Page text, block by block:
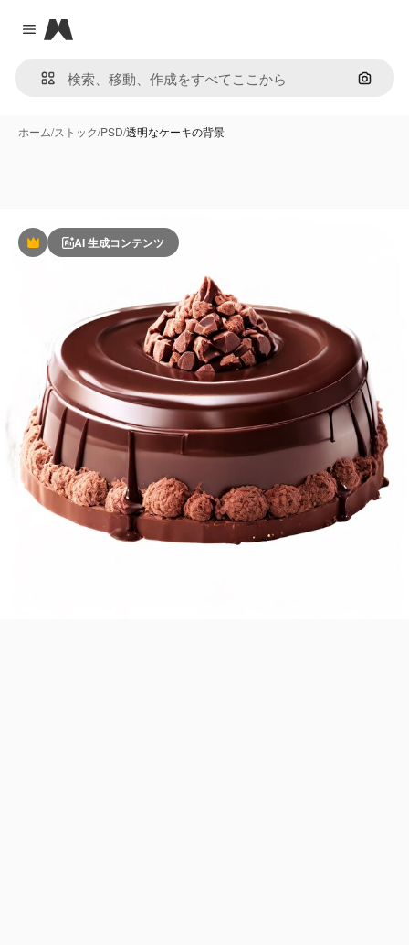
Close menu
Magnific
画像で
ホーム/ストック/PSD/透明なケーキの背景
PremiumAI 生成コンテンツ